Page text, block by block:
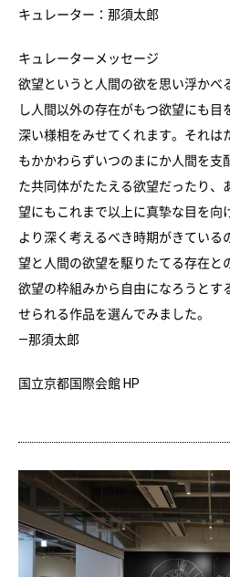
キュレーター：那須太郎
キュレーターメッセージ
欲望というと人間の欲を思い浮かべ
し人間以外の存在がもつ欲望にも
深い様相をみせてくれます。それは
もかかわらずいつのまにか人間を支
た共同体がたたえる欲望だったり、
望にもこれまで以上に真摯な目を向
より深く考えるべき時期がきている
望と人間の欲望を駆りたてる存在と
欲望の枠組みから自由になろうとす
せられる作品を選んでみました。
—那須太郎
国立京都国際会館 HP